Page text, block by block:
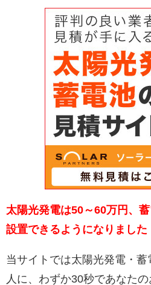
太陽光発電は50～60万円、
設置できるようになりました
当サイトでは太陽光発電・
人に、わずか30秒であなた